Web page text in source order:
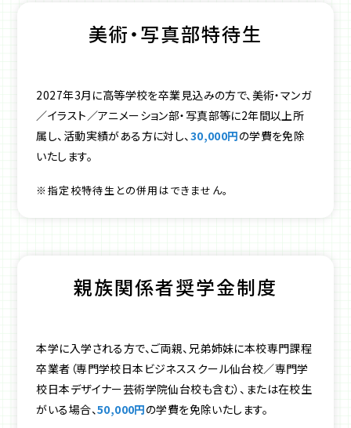
美術・写真部特待生
2027年3月に高等学校を卒業見込みの方で、美術・マンガ
／イラスト／アニメーション部・写真部等に2年間以上所
属し、活動実績がある方に対し、30,000円の学費を免除
いたします。
※指定校特待生との併用はできません。
親族関係者奨学金制度
本学に入学される方で、ご両親、兄弟姉妹に本校専門課程
卒業者（専門学校日本ビジネススクール仙台校／専門学
校日本デザイナー芸術学院仙台校も含む）、または在校生
がいる場合、50,000円の学費を免除いたします。